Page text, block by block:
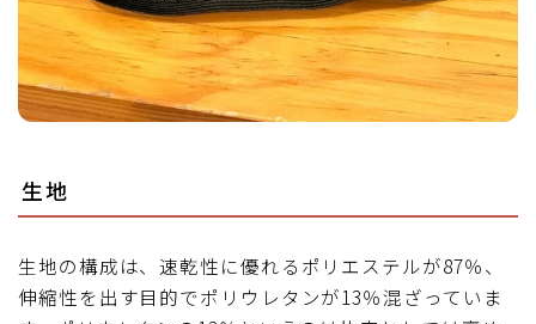
生地
生地の構成は、速乾性に優れるポリエステルが87％、
伸縮性を出す目的でポリウレタンが13％混ざっていま